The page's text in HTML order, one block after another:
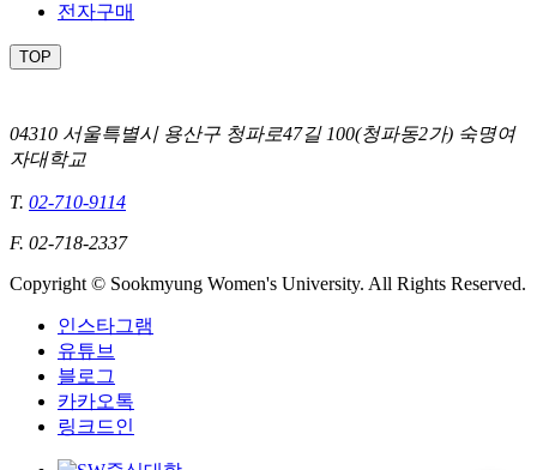
전자구매
TOP
04310 서울특별시 용산구 청파로47길 100(청파동2가) 숙명여
자대학교
T. 02-710-9114
F. 02-718-2337
Copyright © Sookmyung Women's University. All Rights Reserved.
인스타그램
유튜브
블로그
카카오톡
링크드인